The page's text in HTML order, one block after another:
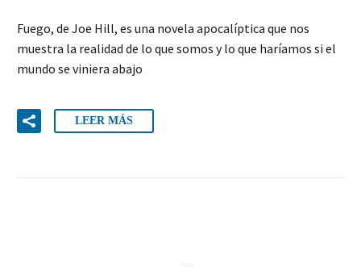
Fuego, de Joe Hill, es una novela apocalíptica que nos
muestra la realidad de lo que somos y lo que haríamos si el
mundo se viniera abajo
LEER MÁS